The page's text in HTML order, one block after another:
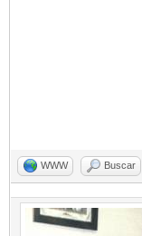
WWW Buscar